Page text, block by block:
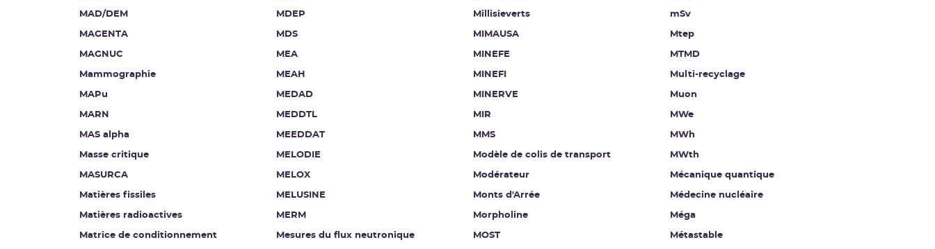
MAD/DEM
MAGENTA
MAGNUC
Mammographie
MAPu
MARN
MAS alpha
Masse critique
MASURCA
Matières fissiles
Matières radioactives
Matrice de conditionnement
MDEP
MDS
MEA
MEAH
MEDAD
MEDDTL
MEEDDAT
MELODIE
MELOX
MELUSINE
MERM
Mesures du flux neutronique
Millisieverts
MIMAUSA
MINEFE
MINEFI
MINERVE
MIR
MMS
Modèle de colis de transport
Modérateur
Monts d'Arrée
Morpholine
MOST
mSv
Mtep
MTMD
Multi-recyclage
Muon
MWe
MWh
MWth
Mécanique quantique
Médecine nucléaire
Méga
Métastable